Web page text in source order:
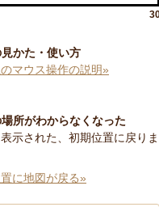
かた・使い方
マウス操作の説明»
所がわからなくなった
示された、初期位置に戻りま
に地図が戻る»